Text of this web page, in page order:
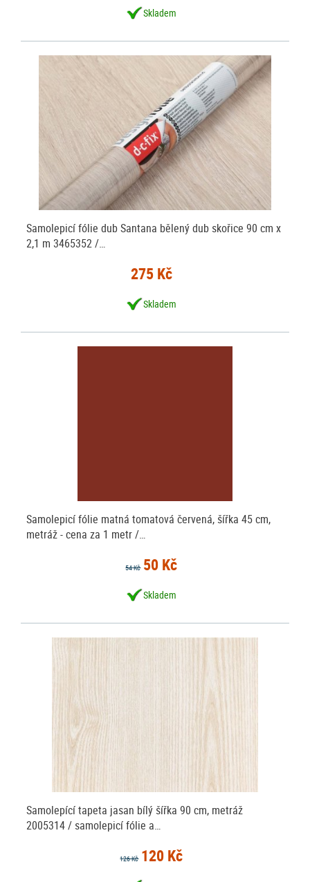
Skladem
Samolepicí fólie dub Santana bělený dub skořice 90 cm x
2,1 m 3465352 /…
275 Kč
Skladem
Samolepicí fólie matná tomatová červená, šířka 45 cm,
metráž - cena za 1 metr /…
54 Kč 50 Kč
Skladem
Samolepící tapeta jasan bílý šířka 90 cm, metráž
2005314 / samolepicí fólie a…
126 Kč 120 Kč